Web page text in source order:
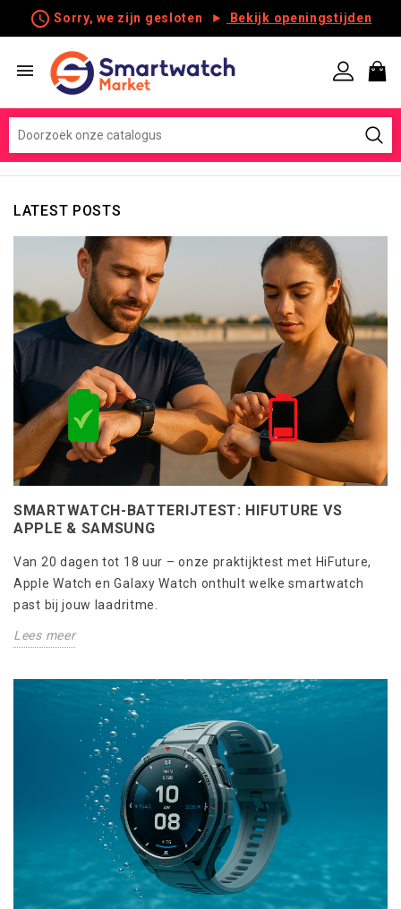
schedule Sorry, we zijn gesloten Bekijk openingstijden

LATEST POSTS
SMARTWATCH-BATTERIJTEST: HIFUTURE VS
APPLE & SAMSUNG
Van 20 dagen tot 18 uur – onze praktijktest met HiFuture,
Apple Watch en Galaxy Watch onthult welke smartwatch
past bij jouw laadritme.
Lees meer